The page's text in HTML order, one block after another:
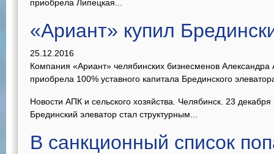
приобрела Липецкая...
«Ариант» купил
25.12.2016
Компания «Ариант» челябинских бизнесменов
приобрела 100% уставного капитала Брединского
Новости АПК и сельского хозяйства. Челябинск. 23
Брединский элеватор стал структурным...
В санкционный список